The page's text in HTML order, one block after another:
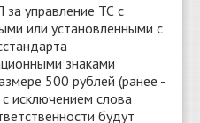
управление ТС с
или установленными с
знаками
500 рублей (ранее -
исключением слова
будут